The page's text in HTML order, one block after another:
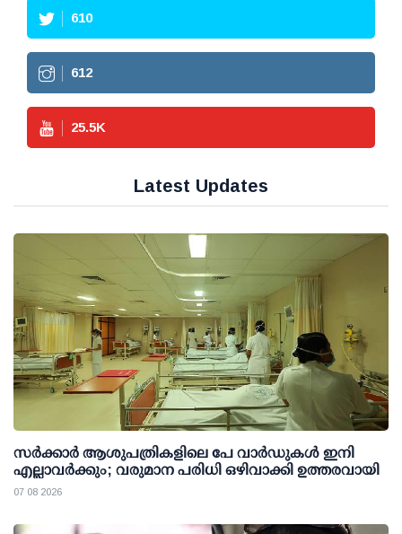
610
612
25.5K
Latest Updates
സര്‍ക്കാര്‍ ആശുപത്രികളിലെ പേ വാര്‍ഡുകള്‍ ഇനി
എല്ലാവര്‍ക്കും; വരുമാന പരിധി ഒഴിവാക്കി ഉത്തരവായി
07 08 2026